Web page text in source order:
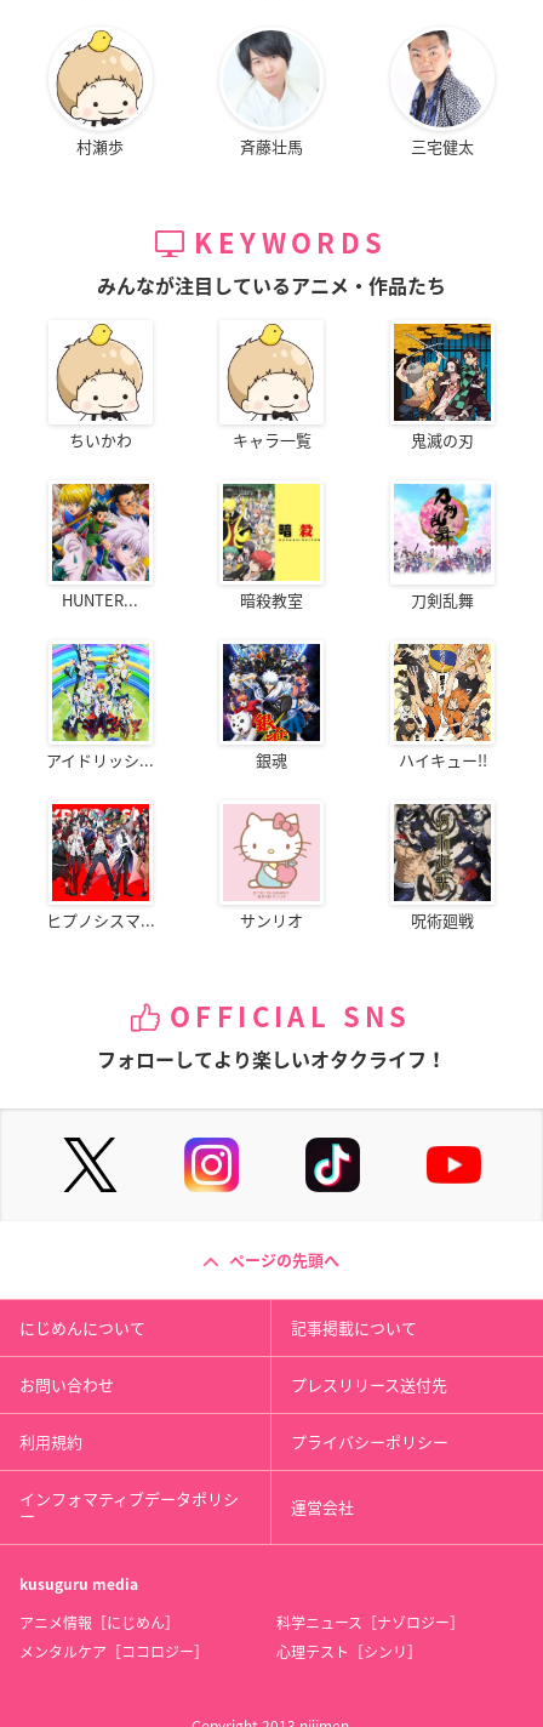
村瀬歩 斉藤壮馬 三宅健太
KEYWORDS
みんなが注目しているアニメ・作品たち
ちいかわ キャラ一覧 鬼滅の刃
HUNTER... 暗殺教室 刀剣乱舞
アイドリッシ... 銀魂 ハイキュー!!
ヒプノシスマ... サンリオ 呪術廻戦
OFFICIAL SNS
フォローしてより楽しいオタクライフ！
ページの先頭へ
にじめんについて 記事掲載について
お問い合わせ プレスリリース送付先
利用規約 プライバシーポリシー
インフォマティブデータポリシ
ー 運営会社
kusuguru media
アニメ情報［にじめん］
科学ニュース［ナゾロジー］
メンタルケア［ココロジー］
心理テスト［シンリ］